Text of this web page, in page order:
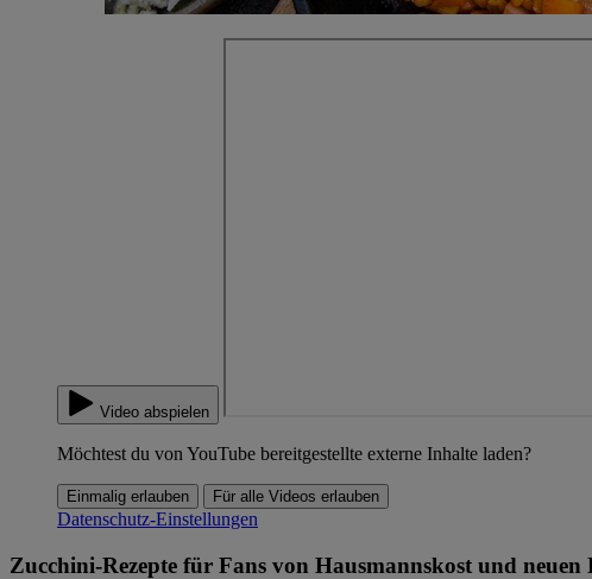
Video abspielen
Möchtest du von YouTube bereitgestellte externe Inhalte laden?
Einmalig erlauben Für alle Videos erlauben
Datenschutz-Einstellungen
Zucchini-Rezepte für Fans von Hausmannskost und neuen